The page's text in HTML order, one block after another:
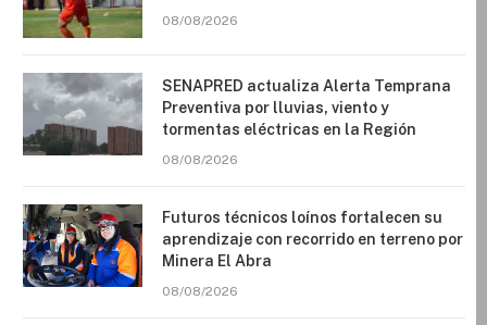
08/08/2026
SENAPRED actualiza Alerta Temprana
Preventiva por lluvias, viento y
tormentas eléctricas en la Región
08/08/2026
Futuros técnicos loínos fortalecen su
aprendizaje con recorrido en terreno por
Minera El Abra
08/08/2026